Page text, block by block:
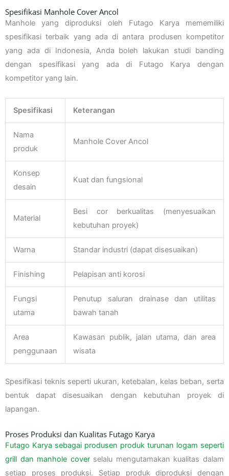
Spesifikasi Manhole Cover Ancol
Manhole yang diproduksi oleh Futago Karya mememiliki
spesifikasi terbaik yang ada di antara produsen kompetitor
yang ada di Indonesia, Anda boleh lakukan studi banding
dengan spesifikasi yang ada di Futago Karya dengan
kompetitor yang lain.
Spesifikasi Keterangan
Nama
produk
Manhole Cover Ancol
Konsep
desain
Kuat dan fungsional
Material
Besi cor berkualitas (menyesuaikan
kebutuhan proyek)
Warna Standar industri (dapat disesuaikan)
Finishing Pelapisan anti korosi
Fungsi
utama
Penutup saluran drainase dan utilitas
bawah tanah
Area
penggunaan
Kawasan publik, jalan utama, dan area
wisata
Spesifikasi teknis seperti ukuran, ketebalan, kelas beban, serta
bentuk dapat disesuaikan dengan kebutuhan proyek di
lapangan.
Proses Produksi dan Kualitas Futago Karya
Futago Karya sebagai produsen produk turunan logam seperti
grill dan manhole coverselalu mengutamakan kualitas dalam
setiap proses produksi. Setiap produk diproduksi dengan